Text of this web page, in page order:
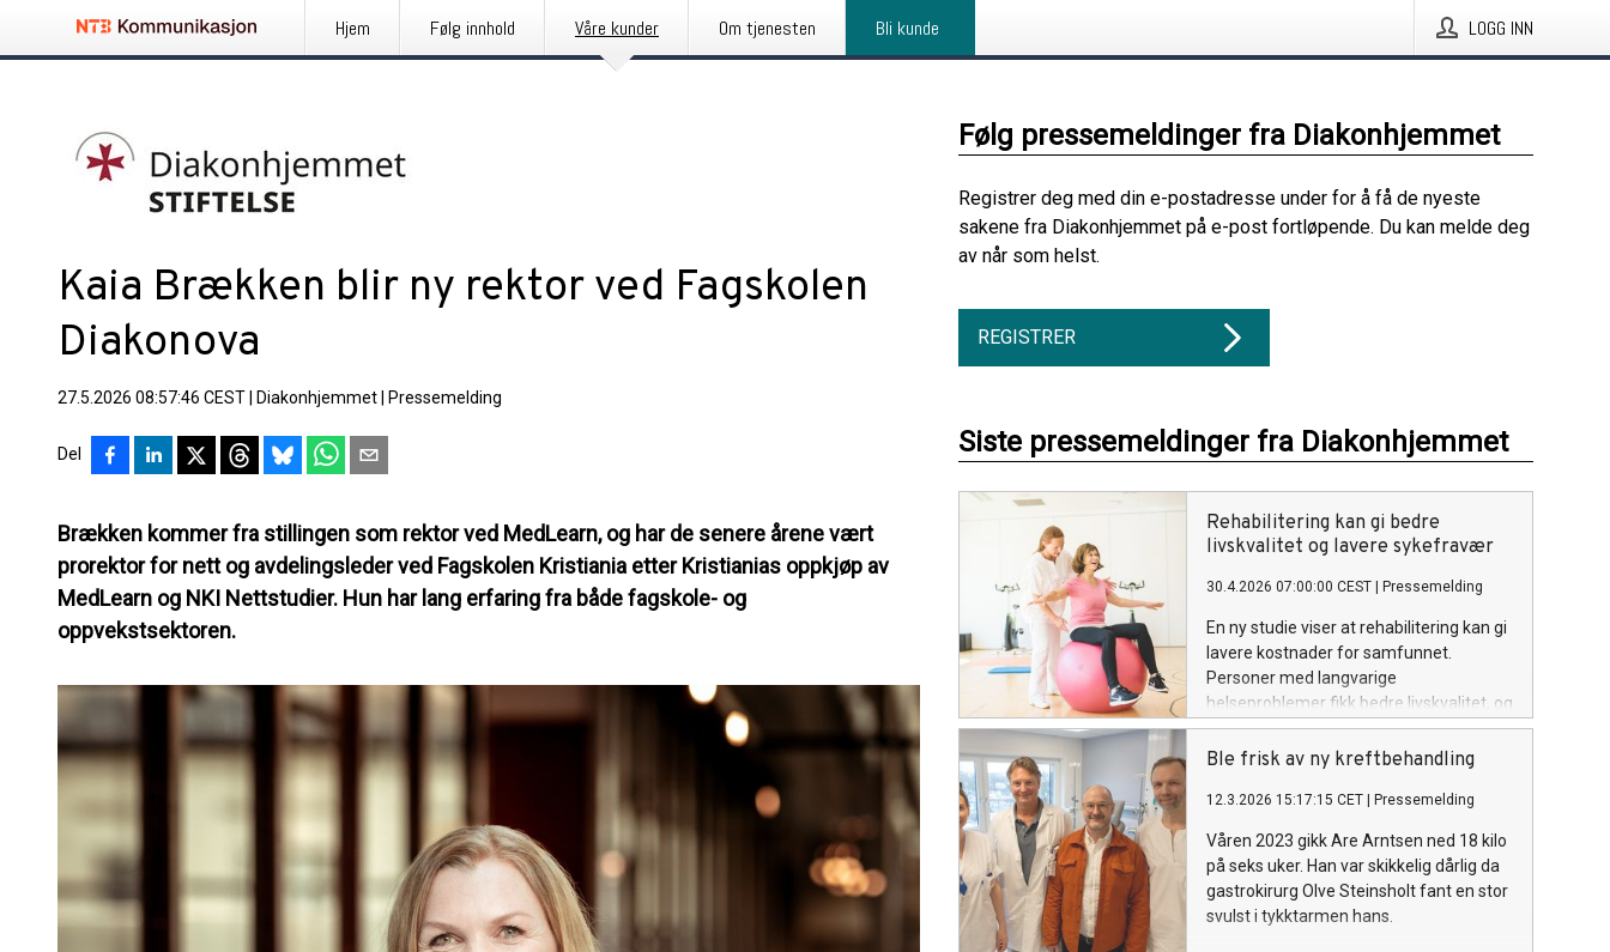
Hjem Følg innhold Våre kunder Om tjenesten Bli kunde LOGG INN
Kaia Brækken blir ny rektor ved Fagskolen
Diakonova
27.5.2026 08:57:46 CEST Diakonhjemmet Pressemelding
Del
Brækken kommer fra stillingen som rektor ved MedLearn, og har de senere årene vært
prorektor for nett og avdelingsleder ved Fagskolen Kristiania etter Kristianias oppkjøp av
MedLearn og NKI Nettstudier. Hun har lang erfaring fra både fagskole- og
oppvekstsektoren.
Følg pressemeldinger fra Diakonhjemmet
Registrer deg med din e-postadresse under for å få de nyeste
sakene fra Diakonhjemmet på e-post fortløpende. Du kan melde deg
av når som helst.
REGISTRER
Siste pressemeldinger fra Diakonhjemmet
Rehabilitering kan gi bedre
livskvalitet og lavere sykefravær
30.4.2026 07:00:00 CEST Pressemelding
En ny studie viser at rehabilitering kan gi
lavere kostnader for samfunnet.
Personer med langvarige
helseproblemer fikk bedre livskvalitet, og
sykefraværet gikk ned.
Ble frisk av ny kreftbehandling
12.3.2026 15:17:15 CET Pressemelding
Våren 2023 gikk Are Arntsen ned 18 kilo
på seks uker. Han var skikkelig dårlig da
gastrokirurg Olve Steinsholt fant en stor
svulst i tykktarmen hans.